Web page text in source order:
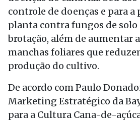
controle de doenças e para a
planta contra fungos de
brotação, além de aumentar
manchas foliares que
produção do cultivo.
De acordo com Paulo
Marketing Estratégico da
para a Cultura Cana-de-